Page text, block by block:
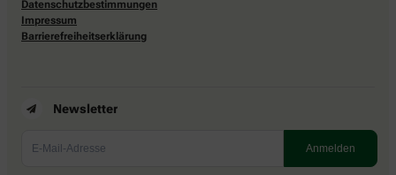
Datenschutzbestimmungen
Impressum
Barrierefreiheitserklärung
Newsletter